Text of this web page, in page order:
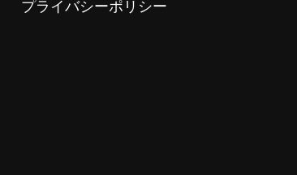
プライバシーポリシー